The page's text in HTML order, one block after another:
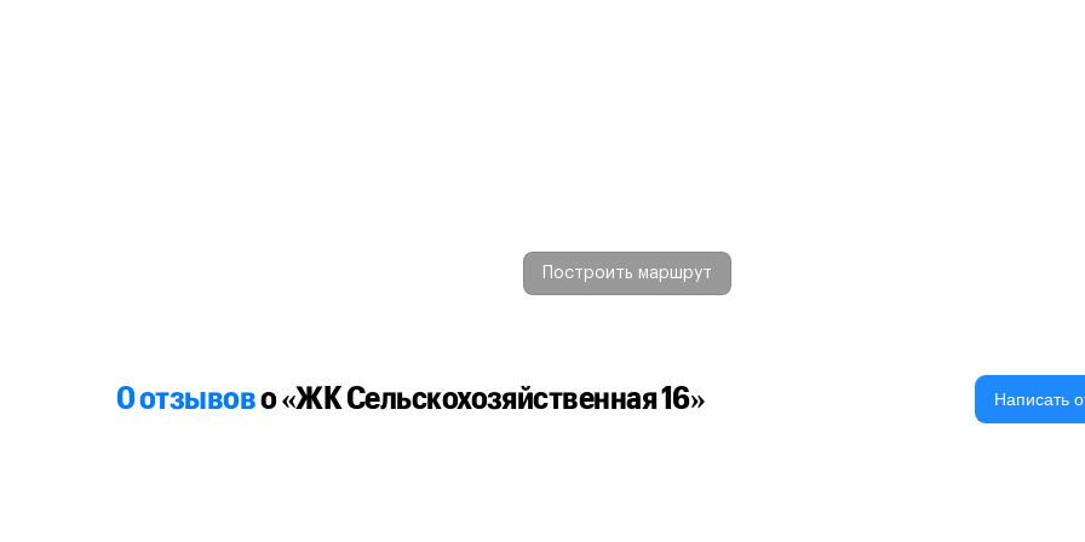
Построить маршрут
0 отзывово «ЖК Сельскохозяйственная 16» Написать